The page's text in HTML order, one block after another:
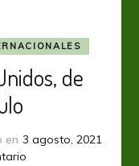
de
en 3 agosto, 2021
en